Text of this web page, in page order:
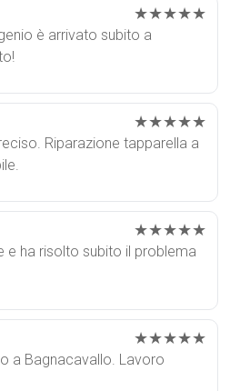
★★★★★
è arrivato subito a
★★★★★
Riparazione tapparella a
★★★★★
e ha risolto subito il problema
★★★★★
a Bagnacavallo. Lavoro